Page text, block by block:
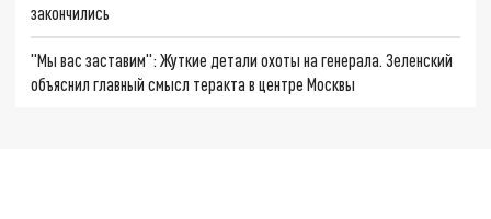
закончились
"Мы вас заставим": Жуткие детали охоты на генерала. Зеленский
объяснил главный смысл теракта в центре Москвы